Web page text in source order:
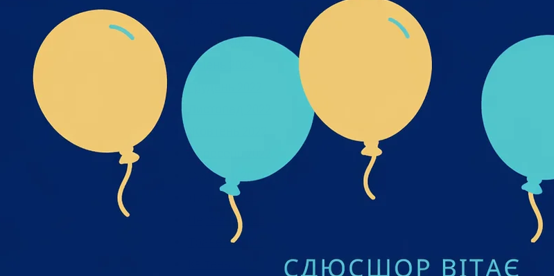
Лютий 2023
Січень 2023
Вересень 2022
Серпень 2022
Липень 2022
Червень 2022
Травень 2022